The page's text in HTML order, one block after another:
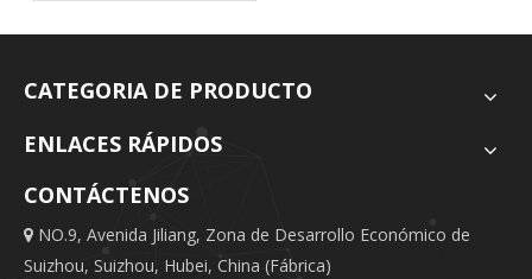
4x2 20cbm camión de
carga ligera a Kenia,
CATEGORIA DE PRODUCTO
ENLACES RÁPIDOS
CONTÁCTENOS
 NO.9, Avenida Jiliang, Zona de Desarrollo Económico de
Suizhou, Suizhou, Hubei, China (Fábrica)